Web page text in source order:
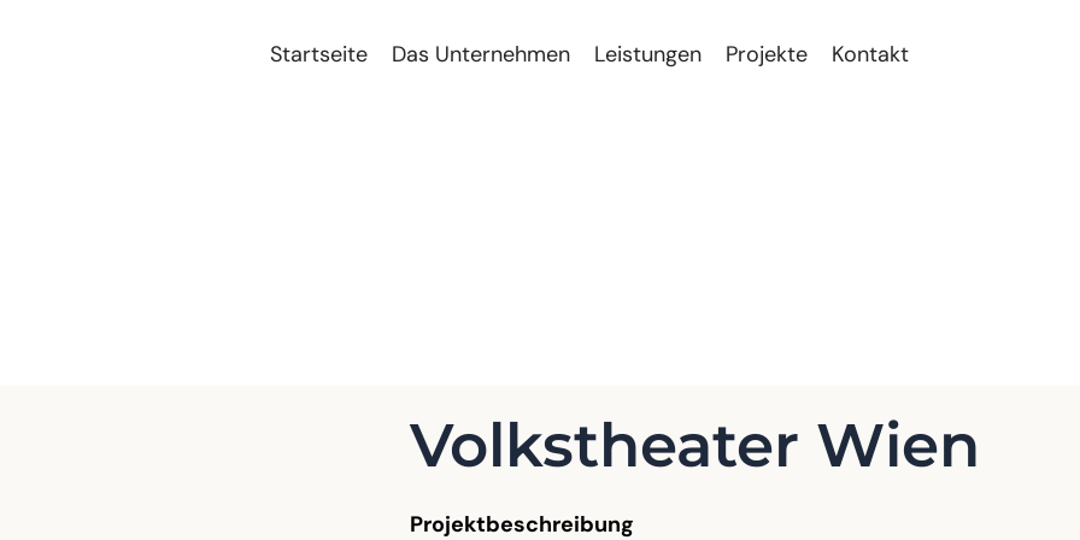
Startseite Das Unternehmen Leistungen Projekte Kontakt
Volkstheater Wien
Projektbeschreibung